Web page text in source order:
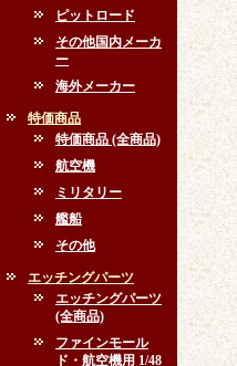
ピットロード
その他国内メーカ
ー
海外メーカー
特価商品
特価商品 (全商品)
航空機
ミリタリー
艦船
その他
エッチングパーツ
エッチングパーツ
(全商品)
ファインモール
ド・航空機用 1/48